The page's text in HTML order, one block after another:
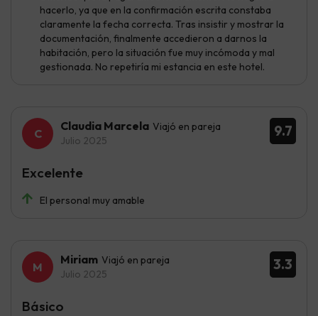
hacerlo, ya que en la confirmación escrita constaba
claramente la fecha correcta. Tras insistir y mostrar la
documentación, finalmente accedieron a darnos la
habitación, pero la situación fue muy incómoda y mal
gestionada. No repetiría mi estancia en este hotel.
9.7
Claudia Marcela Viajó en pareja
Julio 2025
El personal muy amable
Excelente
3.3
Miriam Viajó en pareja
Julio 2025
Básico